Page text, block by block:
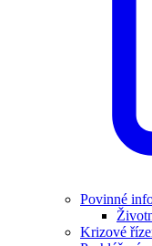
Povinné
Krizové